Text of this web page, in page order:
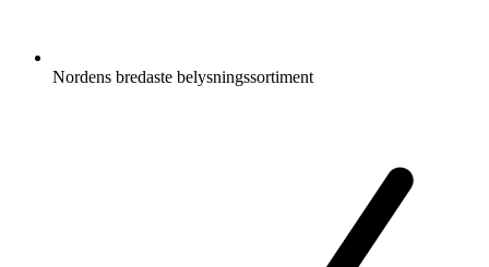
Nordens bredaste belysningssortiment